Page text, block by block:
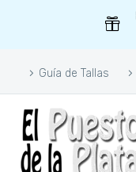
Guía de Tallas